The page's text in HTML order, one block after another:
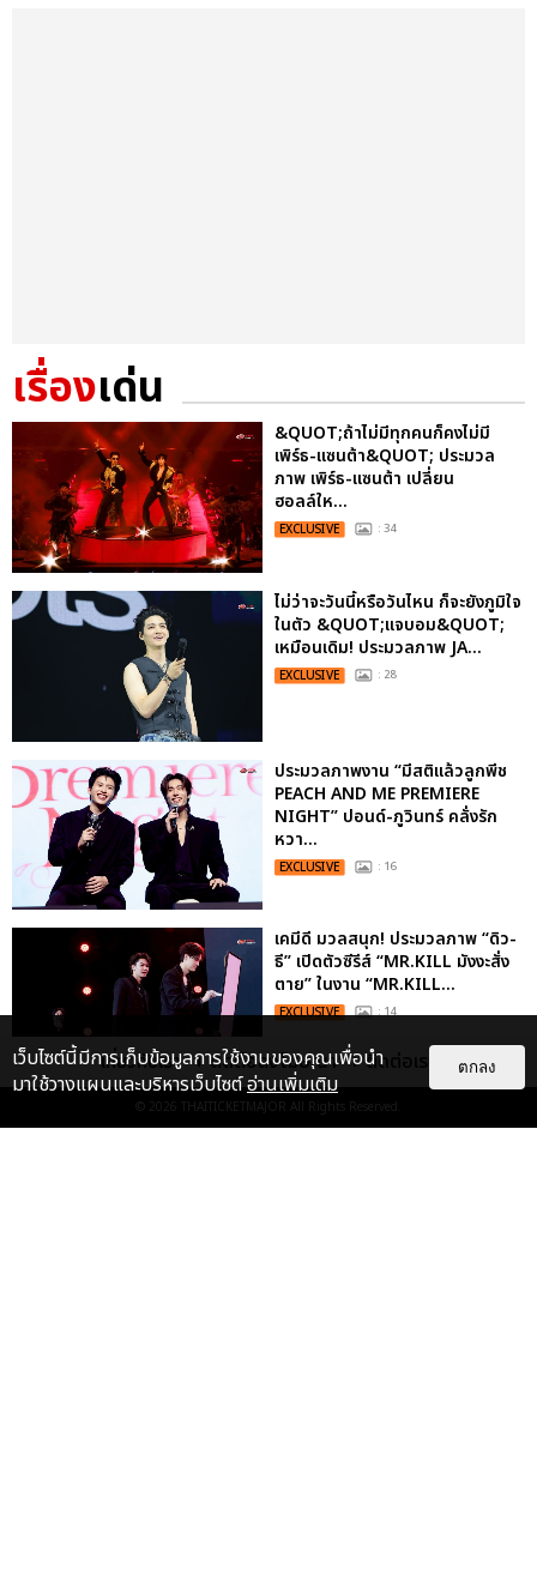
เรื่องเด่น
&QUOT;ถ้าไม่มีทุกคนก็คงไม่มี
เพิร์ธ-แซนต้า&QUOT; ประมวล
ภาพ เพิร์ธ-แซนต้า เปลี่ยน
ฮอลล์ให...
EXCLUSIVE : 34
ไม่ว่าจะวันนี้หรือวันไหน ก็จะยังภูมิใจ
ในตัว &QUOT;แจบอม&QUOT;
เหมือนเดิม! ประมวลภาพ JA...
EXCLUSIVE : 28
ประมวลภาพงาน “มีสติแล้วลูกพีช
PEACH AND ME PREMIERE
NIGHT” ปอนด์-ภูวินทร์ คลั่งรัก
หวา...
EXCLUSIVE : 16
เคมีดี มวลสนุก! ประมวลภาพ “ดิว-
ธี” เปิดตัวซีรีส์ “MR.KILL มังงะสั่ง
ตาย” ในงาน “MR.KILL...
EXCLUSIVE : 14
ประมวลภาพค่ำคืนแห่งความทรงจำ
ของ ITZY และมิดจีไทย ในวันที่
เกี่ยวกับเรา ติดต่อลงโฆษณา ติดต่อเรา
© 2026 THAITICKETMAJOR All Rights Reserved.
เว็บไซต์นี้มีการเก็บข้อมูลการใช้งานของคุณเพื่อนำ
มาใช้วางแผนและบริหารเว็บไซต์อ่านเพิ่มเติม
ตกลง